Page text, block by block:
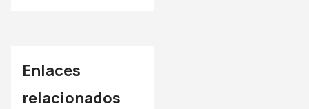
Enlaces
relacionados